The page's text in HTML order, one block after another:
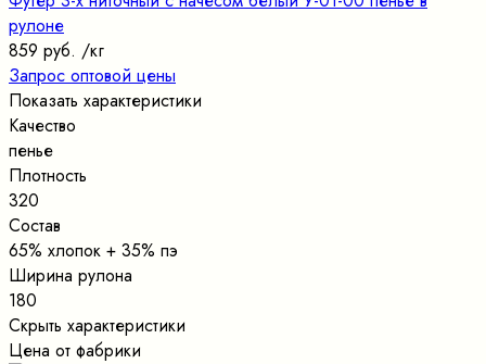
рулоне
859 руб. /кг
Запрос оптовой цены
Показать характеристики
Качество
пенье
Плотность
320
Состав
65% хлопок + 35% пэ
Ширина рулона
180
Скрыть характеристики
Цена от фабрики